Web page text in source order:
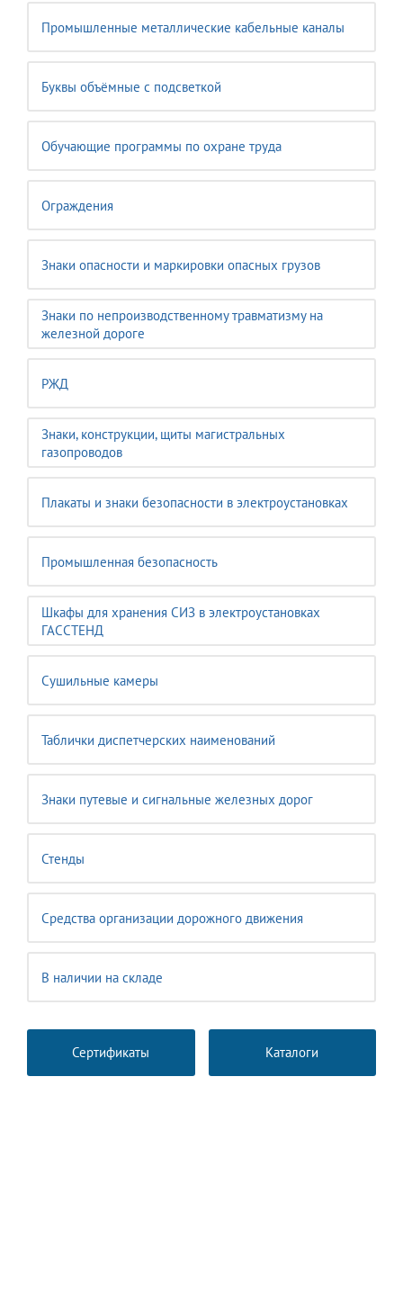
Промышленные металлические кабельные каналы
Буквы объёмные с подсветкой
Обучающие программы по охране труда
Ограждения
Знаки опасности и маркировки опасных грузов
Знаки по непроизводственному травматизму на
железной дороге
РЖД
Знаки, конструкции, щиты магистральных
газопроводов
Плакаты и знаки безопасности в электроустановках
Промышленная безопасность
Шкафы для хранения СИЗ в электроустановках
ГАССТЕНД
Сушильные камеры
Таблички диспетчерских наименований
Знаки путевые и сигнальные железных дорог
Стенды
Средства организации дорожного движения
В наличии на складе
Сертификаты Каталоги